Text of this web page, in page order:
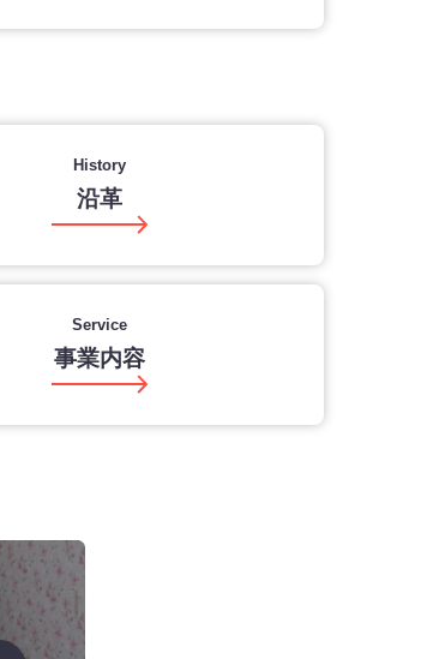
History
沿革
Service
事業内容